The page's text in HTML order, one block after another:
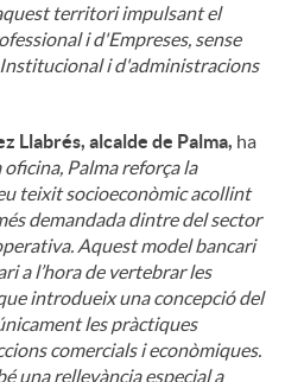
territori impulsant el
i d'Empreses, sense
i d'administracions
Llabrés, alcalde de Palma, ha
oficina, Palma reforça la
teixit socioeconòmic acollint
demandada dintre del sector
Aquest model bancari
a l’hora de vertebrar les
introdueix una concepció del
les pràctiques
comercials i econòmiques.
una rellevància especial a